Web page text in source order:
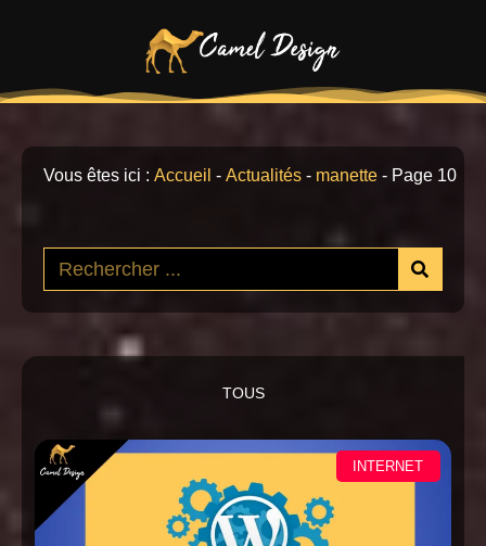
Vous êtes ici : Accueil - Actualités - manette - Page 10
TOUS
INTERNET